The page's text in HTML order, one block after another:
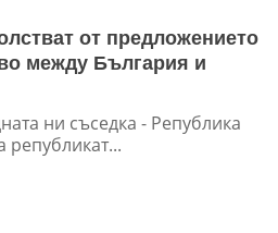
от предложението
между България и
ни съседка - Република